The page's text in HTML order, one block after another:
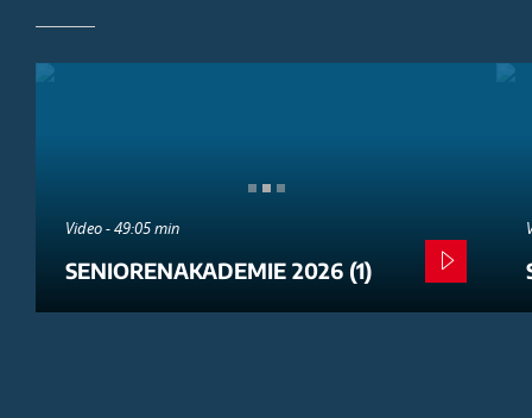
Video - 49:05 min
SENIORENAKADEMIE 2026 (1)